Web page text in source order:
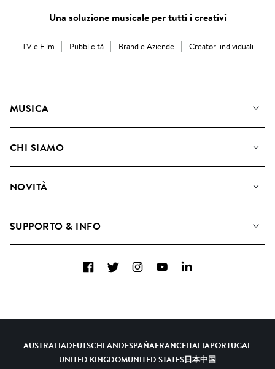
Una soluzione musicale per tutti i creativi
TV e Film Pubblicità Brand e Aziende Creatori individuali
MUSICA
Cerca
CHI SIAMO
Come utilizziamo l'intelligenza artificiale
NOVITÀ
SUPPORTO & INFO
FacebookTwitterInstagramYouTubeLinkedIn
AUSTRALIADEUTSCHLANDESPAÑAFRANCEITALIAPORTUGAL
UNITED KINGDOMUNITED STATES日本中国